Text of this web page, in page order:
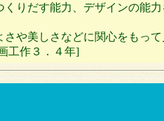
くりだす能力、デザインの能
さや美しさなどに関心をもっ
工作３．４年]